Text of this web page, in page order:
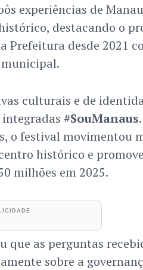
experiências de
destacando o
Prefeitura desde 2021
municipal.
culturais e de
#SouManaus.
o festival movimentou
histórico e
milhões em 2025.
que as perguntas
sobre a